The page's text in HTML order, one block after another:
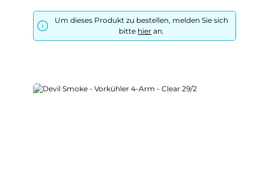
Um dieses Produkt zu bestellen, melden Sie sich
bitte hier an.